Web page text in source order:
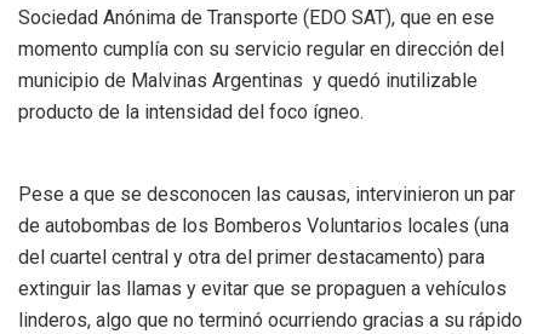
Sociedad Anónima de Transporte (EDO SAT), que en ese
momento cumplía con su servicio regular en dirección del
municipio de Malvinas Argentinas y quedó inutilizable
producto de la intensidad del foco ígneo.
Pese a que se desconocen las causas, intervinieron un par
de autobombas de los Bomberos Voluntarios locales (una
del cuartel central y otra del primer destacamento) para
extinguir las llamas y evitar que se propaguen a vehículos
linderos, algo que no terminó ocurriendo gracias a su rápido